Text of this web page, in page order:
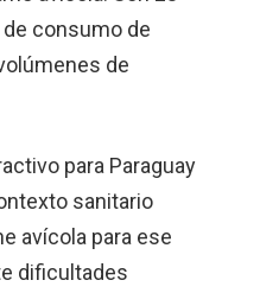
consumo de
de
para Paraguay
sanitario
avícola para ese
dificultades